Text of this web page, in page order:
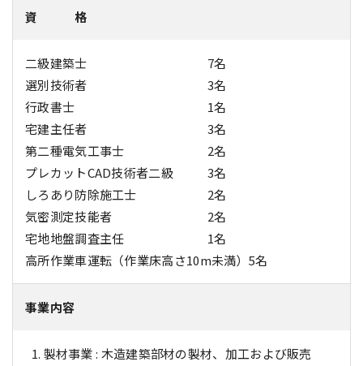
資 格
二級建築士
7名
選別技術者
3名
行政書士
1名
宅建主任者
3名
第二種電気工事士
2名
プレカットCAD技術者二級
3名
しろあり防除施工士
2名
気密測定技能者
2名
宅地地盤調査主任
1名
高所作業車運転（作業床高さ10m未満） 5名
事業内容
製材事業 : 木造建築部材の製材、加工および販売